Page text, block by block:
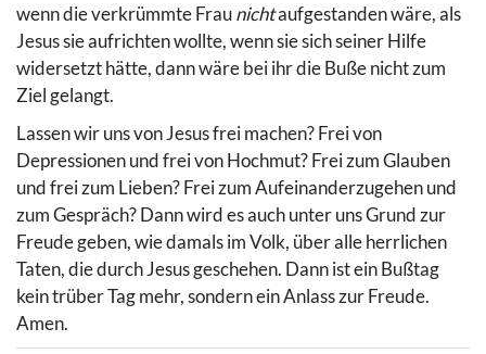
wenn die verkrümmte Fraunichtaufgestanden wäre, als
Jesus sie aufrichten wollte, wenn sie sich seiner Hilfe
widersetzt hätte, dann wäre bei ihr die Buße nicht zum
Ziel gelangt.
Lassen wir uns von Jesus frei machen? Frei von
Depressionen und frei von Hochmut? Frei zum Glauben
und frei zum Lieben? Frei zum Aufeinanderzugehen und
zum Gespräch? Dann wird es auch unter uns Grund zur
Freude geben, wie damals im Volk, über alle herrlichen
Taten, die durch Jesus geschehen. Dann ist ein Bußtag
kein trüber Tag mehr, sondern ein Anlass zur Freude.
Amen.